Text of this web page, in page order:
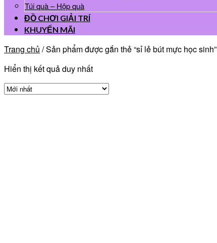
Túi quà – Hộp quà
ĐỒ CHƠI GIẢI TRÍ
KHUYẾN MÃI
Trang chủ /Sản phẩm được gắn thẻ “sỉ lẻ bút mực học sinh”
Hiển thị kết quả duy nhất